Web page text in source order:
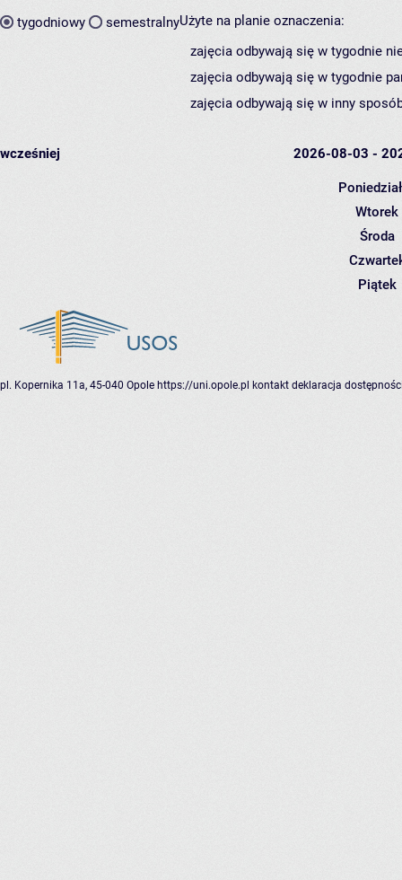
tygodniowy semestralnyUżyte na planie oznaczenia:
zajęcia odbywają się w tygodnie
zajęcia odbywają się w tygodnie
zajęcia odbywają się w inny
wcześniej 2026-08-03 -
Wtorek
Środa
Piątek
pl. Kopernika 11a, 45-040 Opole https://uni.opole.pl kontakt deklaracja